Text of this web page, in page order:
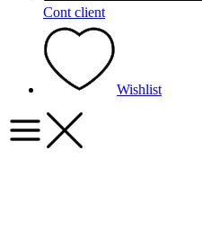
Cont client
Wishlist